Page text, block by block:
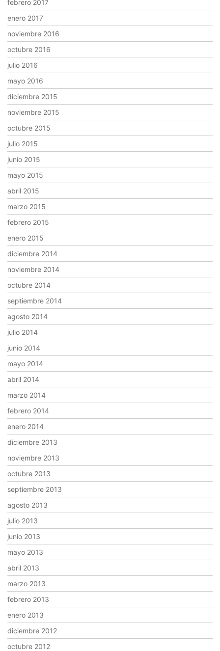
febrero 2017
enero 2017
noviembre 2016
octubre 2016
julio 2016
mayo 2016
diciembre 2015
noviembre 2015
octubre 2015
julio 2015
junio 2015
mayo 2015
abril 2015
marzo 2015
febrero 2015
enero 2015
diciembre 2014
noviembre 2014
octubre 2014
septiembre 2014
agosto 2014
julio 2014
junio 2014
mayo 2014
abril 2014
marzo 2014
febrero 2014
enero 2014
diciembre 2013
noviembre 2013
octubre 2013
septiembre 2013
agosto 2013
julio 2013
junio 2013
mayo 2013
abril 2013
marzo 2013
febrero 2013
enero 2013
diciembre 2012
octubre 2012